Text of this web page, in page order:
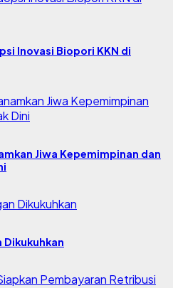
Inovasi Biopori KKN di
Jiwa Kepemimpinan dan
Dikukuhkan